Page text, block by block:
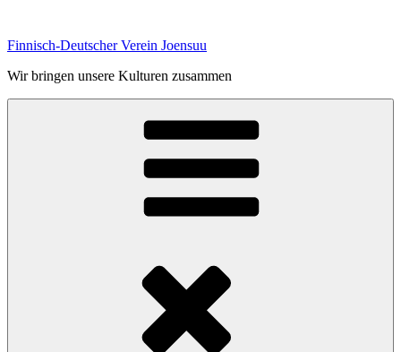
springen
Finnisch-Deutscher Verein Joensuu
Wir bringen unsere Kulturen zusammen